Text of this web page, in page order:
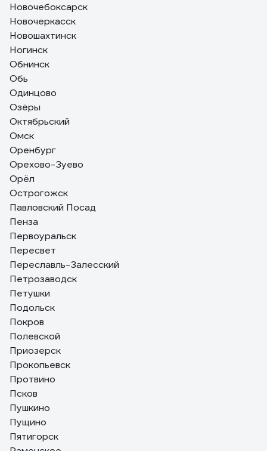
Новочебоксарск
Новочеркасск
Новошахтинск
Ногинск
Обнинск
Обь
Одинцово
Озёры
Октябрьский
Омск
Оренбург
Орехово-Зуево
Орёл
Острогожск
Павловский Посад
Пенза
Первоуральск
Пересвет
Переславль-Залесский
Петрозаводск
Петушки
Подольск
Покров
Полевской
Приозерск
Прокопьевск
Протвино
Псков
Пушкино
Пущино
Пятигорск